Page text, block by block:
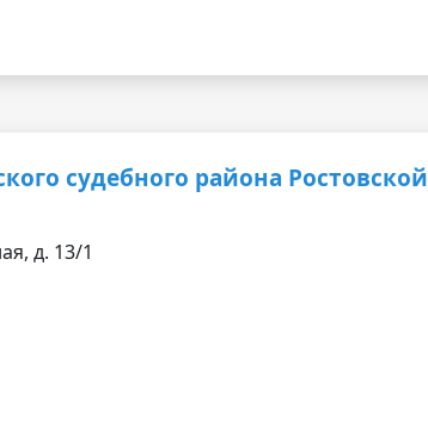
судебного района Ростовской
д. 13/1